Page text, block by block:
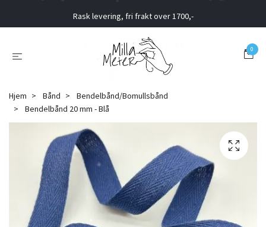
Rask levering, fri frakt over 1700,-
0
Hjem Bånd
Bendelbånd/Bomullsbånd
Bendelbånd 20 mm - Blå